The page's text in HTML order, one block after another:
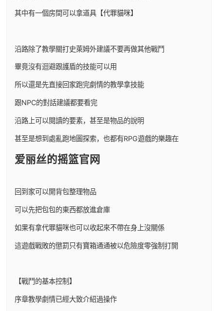
其中有一個房間可以拿道具【代罪貓咪】
沿路除了教學關打史萊姆外建議不要再做其他戰鬥
畢竟沒有迴避跟護盾的技能可以用
所以還是先直接回家跑完劇情的教學拿技能
跟NPC的對話建議都要看完
沿路上可以閱讀的要素，甚至是物品的說明
甚至是想到處亂跑地圖探索，也都有RPG遊戲的樂趣在
爱丽丝的摇篮官网
回到家可以開背包整理物品
可以先把包包的東西都放進倉庫
如果有拿代罪貓咪也可以收起來不帶在身上沒關係
這遊戲戰敗的懲罰只有寶箱通通被以危險度零強制打開
【戰鬥的基本控制】
序章教學劇情已經大致介紹過操作